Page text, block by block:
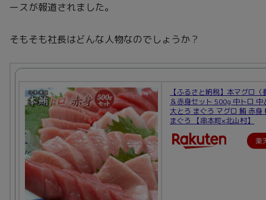
ースが報道されました。
そもそも社長はどんな人物なのでしょうか？
【ふるさと納税】本マグロ（
＆赤身セット 500g 中トロ 中
大とろ まぐろ マグロ 鮪 赤身
まぐろ 【串本町×北山村】
楽